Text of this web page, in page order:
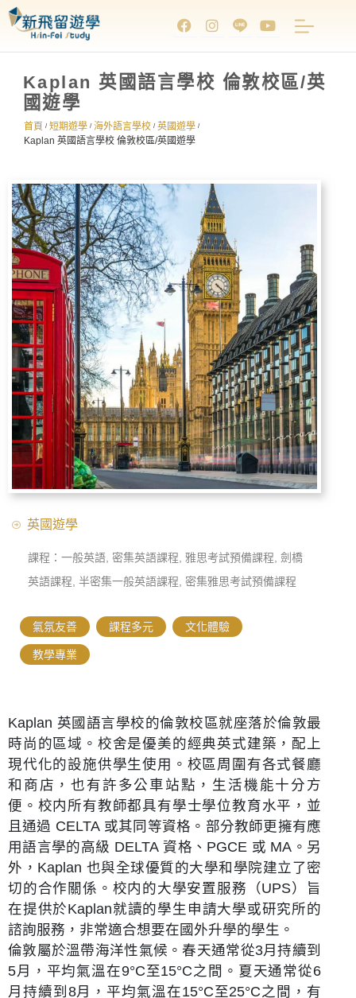
Kaplan 英國語言學校 倫敦校區/英
國遊學
首頁 / 短期遊學 / 海外語言學校 / 英國遊學 /
Kaplan 英國語言學校 倫敦校區/英國遊學
英國遊學
課程：一般英語, 密集英語課程, 雅思考試預備課程, 劍橋
英語課程, 半密集一般英語課程, 密集雅思考試預備課程
氣氛友善 課程多元 文化體驗
教學專業
Kaplan 英國語言學校的倫敦校區就座落於倫敦最
時尚的區域。校舍是優美的經典英式建築，配上
現代化的設施供學生使用。校區周圍有各式餐廳
和商店，也有許多公車站點，生活機能十分方
便。校内所有教師都具有學士學位教育水平，並
且通過 CELTA 或其同等資格。部分教師更擁有應
用語言學的高級 DELTA 資格、PGCE 或 MA。另
外，Kaplan 也與全球優質的大學和學院建立了密
切的合作關係。校内的大學安置服務（UPS）旨
在提供於Kaplan就讀的學生申請大學或研究所的
諮詢服務，非常適合想要在國外升學的學生。
倫敦屬於溫帶海洋性氣候。春天通常從3月持續到
5月，平均氣溫在9°C至15°C之間。夏天通常從6
月持續到8月，平均氣溫在15°C至25°C之間，有